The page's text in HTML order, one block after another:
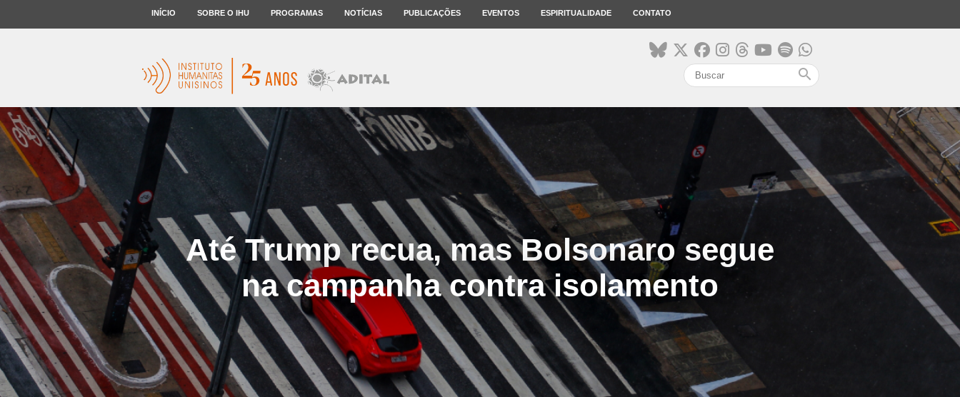
INÍCIO SOBRE O IHU PROGRAMAS NOTÍCIAS PUBLICAÇÕES EVENTOS ESPIRITUALIDADE CONTATO
search
Até Trump recua, mas Bolsonaro segue
na campanha contra isolamento